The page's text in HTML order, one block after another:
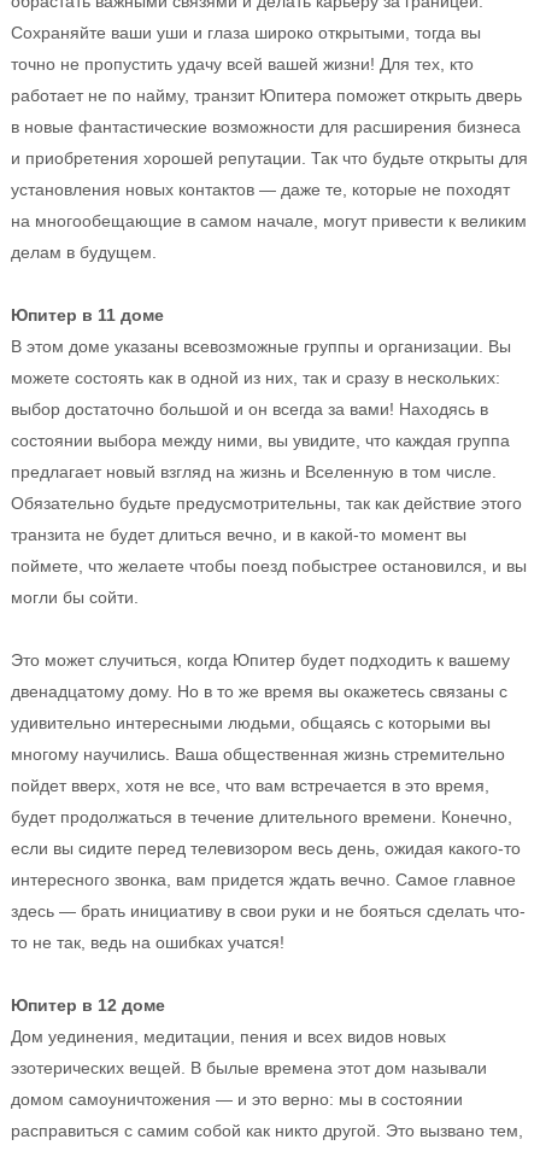
Сохраняйте ваши уши и глаза широко открытыми, тогда вы
точно не пропустить удачу всей вашей жизни! Для тех, кто
работает не по найму, транзит Юпитера поможет открыть дверь
в новые фантастические возможности для расширения бизнеса
и приобретения хорошей репутации. Так что будьте открыты для
установления новых контактов — даже те, которые не походят
на многообещающие в самом начале, могут привести к великим
делам в будущем.
Юпитер в 11 доме
В этом доме указаны всевозможные группы и организации. Вы
можете состоять как в одной из них, так и сразу в нескольких:
выбор достаточно большой и он всегда за вами! Находясь в
состоянии выбора между ними, вы увидите, что каждая группа
предлагает новый взгляд на жизнь и Вселенную в том числе.
Обязательно будьте предусмотрительны, так как действие этого
транзита не будет длиться вечно, и в какой-то момент вы
поймете, что желаете чтобы поезд побыстрее остановился, и вы
могли бы сойти.
Это может случиться, когда Юпитер будет подходить к вашему
двенадцатому дому. Но в то же время вы окажетесь связаны с
удивительно интересными людьми, общаясь с которыми вы
многому научились. Ваша общественная жизнь стремительно
пойдет вверх, хотя не все, что вам встречается в это время,
будет продолжаться в течение длительного времени. Конечно,
если вы сидите перед телевизором весь день, ожидая какого-то
интересного звонка, вам придется ждать вечно. Самое главное
здесь — брать инициативу в свои руки и не бояться сделать что-
то не так, ведь на ошибках учатся!
Юпитер в 12 доме
Дом уединения, медитации, пения и всех видов новых
эзотерических вещей. В былые времена этот дом называли
домом самоуничтожения — и это верно: мы в состоянии
расправиться с самим собой как никто другой. Это вызвано тем,